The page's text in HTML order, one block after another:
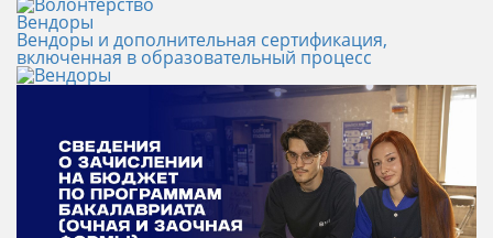
Вендоры
Вендоры и дополнительная сертификация,
включенная в образовательный процесс
Новости